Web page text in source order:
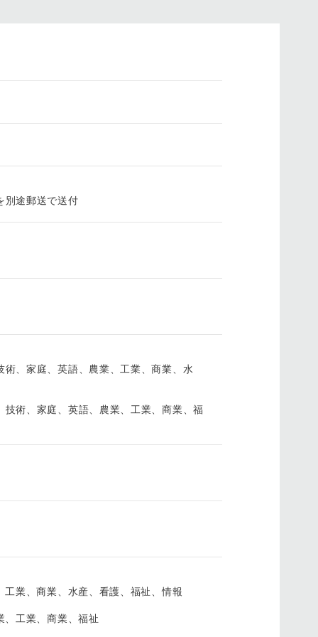
別途郵送で送付
、家庭、英語、農業、工業、商業、水
術、家庭、英語、農業、工業、商業、福
業、商業、水産、看護、福祉、情報
、工業、商業、福祉